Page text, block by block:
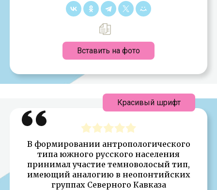
Вставить на фото
В формировании антропологического
типа южного русского населения
принимал участие темноволосый тип,
имеющий аналогию в неопонтийских
группах Северного Кавказа
Красивый шрифт